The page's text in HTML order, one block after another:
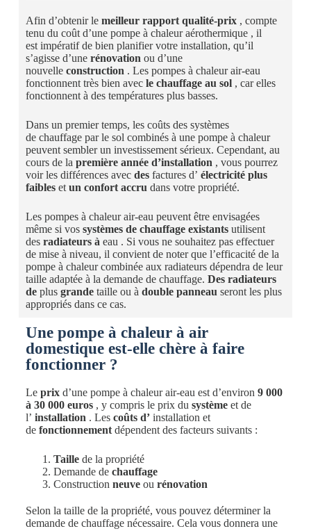
Afin d’obtenir le meilleur rapport qualité-prix, compte
tenu du coût d’une pompe à chaleur aérothermique, il
est impératif de bien planifier votre installation, qu’il
s’agisse d’une rénovation ou d’une
nouvelle construction . Les pompes à chaleur air-eau
fonctionnent très bien avec le chauffage au sol, car elles
fonctionnent à des températures plus basses.
Dans un premier temps, les coûts dessystèmes
de chauffage par le sol combinés à une pompe à chaleur
peuvent sembler un investissement sérieux. Cependant, au
cours de la première année d’installation , vous pourrez
voir les différences avec desfactures d’ électricité plus
faibleset un confort accru dans votre propriété.
Les pompes à chaleur air-eau peuvent être envisagées
même si vos systèmes de chauffage existantsutilisent
des radiateurs à eau . Si vous ne souhaitez pas effectuer
de mise à niveau, il convient de noter que l’efficacité de la
pompe à chaleur combinée aux radiateurs dépendra de leur
taille adaptée à la demande de chauffage. Des radiateurs
deplus grandetaille ou à double panneau seront les plus
appropriés dans ce cas.
Une pompe à chaleur à air
domestique est-elle chère à faire
fonctionner ?
Le prixd’une pompe à chaleur air-eau est d’environ 9 000
à 30 000 euros, y compris le prix du systèmeet de
l’ installation . Les coûts d’installation et
de fonctionnementdépendent des facteurs suivants :
Taillede la propriété
Demande de chauffage
Construction neuveou rénovation
Selon la taille de la propriété, vous pouvez déterminer la
demande de chauffage nécessaire. Cela vous donnera une